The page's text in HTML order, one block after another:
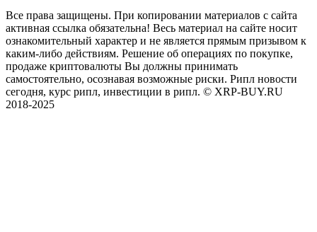
Все права защищены. При копировании материалов с сайта
активная ссылка обязательна! Весь материал на сайте носит
ознакомительный характер и не является прямым призывом к
каким-либо действиям. Решение об операциях по покупке,
продаже криптовалюты Вы должны принимать
самостоятельно, осознавая возможные риски. Рипл новости
сегодня, курс рипл, инвестиции в рипл. © XRP-BUY.RU
2018-2025